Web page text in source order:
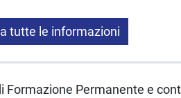
tutte le informazioni
Formazione Permanente e